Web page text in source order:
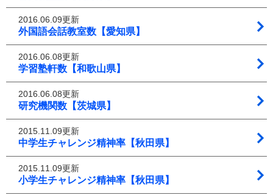
2016.06.09更新
外国語会話教室数【愛知県】
2016.06.08更新
学習塾軒数【和歌山県】
2016.06.08更新
研究機関数【茨城県】
2015.11.09更新
中学生チャレンジ精神率【秋田県】
2015.11.09更新
小学生チャレンジ精神率【秋田県】